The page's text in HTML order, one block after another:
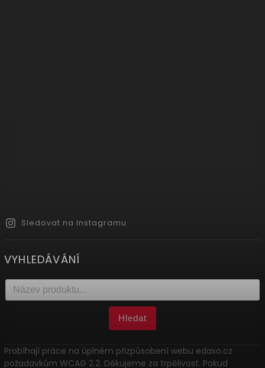
Sledovat na Instagramu
VYHLEDÁVÁNÍ
Hledat
Probíhají práce na úplném přizpůsobení webu edaxo.cz
požadavkům WCAG 2.2. Děkujeme za trpělivost. Pokud